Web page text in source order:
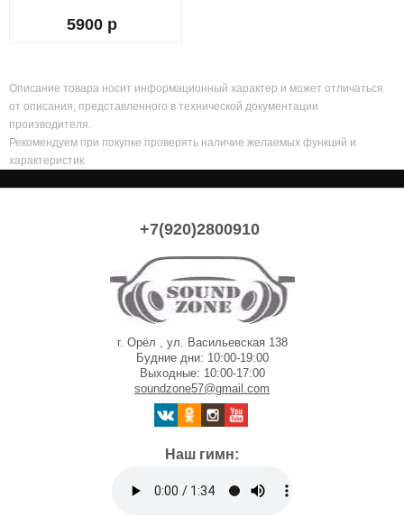
5900 р
Описание товара носит информационный характер и может отличаться
от описания, представленного в технической документации
производителя.
Рекомендуем при покупке проверять наличие желаемых функций и
характеристик.
+7(920)2800910
г. Орёл , ул. Васильевская 138
Будние дни: 10:00-19:00
Выходные: 10:00-17:00
soundzone57@gmail.com
Наш гимн: